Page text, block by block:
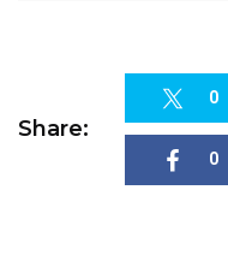
Share:
0
0